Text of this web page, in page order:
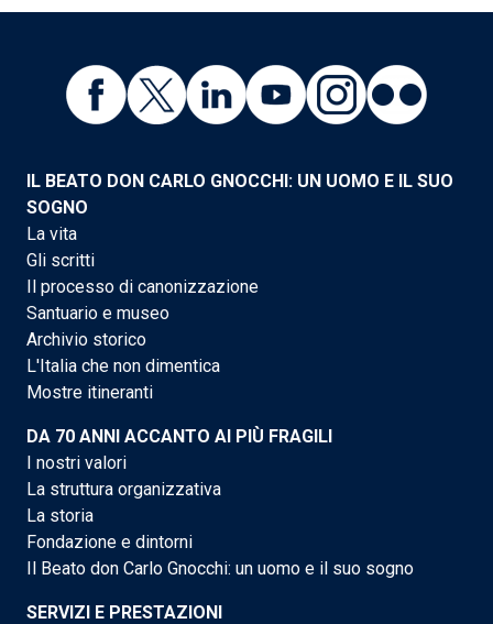
IL BEATO DON CARLO GNOCCHI: UN UOMO E IL SUO
SOGNO
La vita
Gli scritti
Il processo di canonizzazione
Santuario e museo
Archivio storico
L'Italia che non dimentica
Mostre itineranti
DA 70 ANNI ACCANTO AI PIÙ FRAGILI
I nostri valori
La struttura organizzativa
La storia
Fondazione e dintorni
Il Beato don Carlo Gnocchi: un uomo e il suo sogno
SERVIZI E PRESTAZIONI